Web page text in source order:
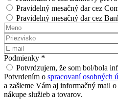
Pravidelný mesačný dar cez
Pravidelný mesačný dar cez
Meno
Priezvisko
E-mail
Podmienky *
Potvrdzujem, že som bol/bola
Potvrdením o spracovaní osobných
a zašleme Vám aj informačný mail
nákupe služieb a tovarov.